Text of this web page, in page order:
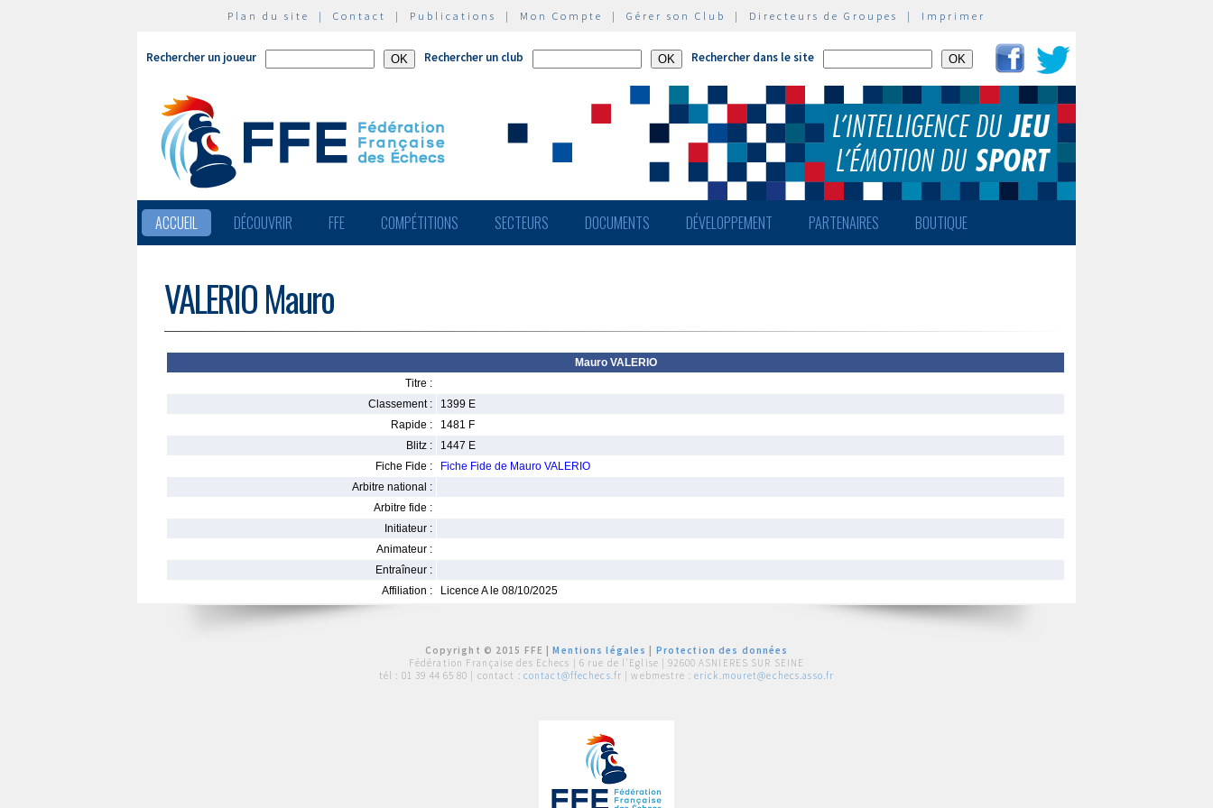
Plan du site | Contact | Publications | Mon Compte | Gérer son Club | Directeurs de Groupes | Imprimer
Rechercher un joueur Rechercher un club Rechercher dans le site
ACCUEIL DÉCOUVRIR FFE COMPÉTITIONS SECTEURS DOCUMENTS DÉVELOPPEMENT PARTENAIRES BOUTIQUE
VALERIO Mauro
Mauro VALERIO
Titre :
Classement :
1399 E
Rapide :
1481 F
Blitz :
1447 E
Fiche Fide :
Fiche Fide de Mauro VALERIO
Arbitre national :
Arbitre fide :
Initiateur :
Animateur :
Entraîneur :
Affiliation :
Licence A le 08/10/2025
Copyright © 2015 FFE |Mentions légales
Protection des données
Fédération Française des Echecs | 6 rue de l'Eglise | 92600 ASNIERES SUR SEINE
tél : 01 39 44 65 80 | contact : contact@ffechecs.fr | webmestre : erick.mouret@echecs.asso.fr